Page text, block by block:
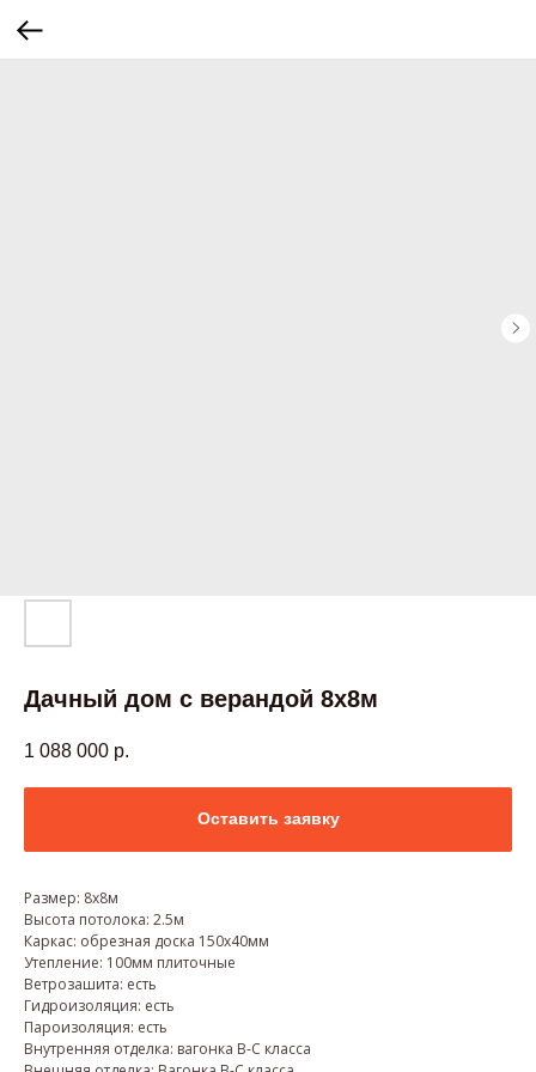
Дачный дом с верандой 8х8м
1 088 000 р.
Оставить заявку
Размер: 8х8м
Высота потолока: 2.5м
Каркас: обрезная доска 150х40мм
Утепление: 100мм плиточные
Ветрозашита: есть
Гидроизоляция: есть
Пароизоляция: есть
Внутренняя отделка: вагонка В-С класса